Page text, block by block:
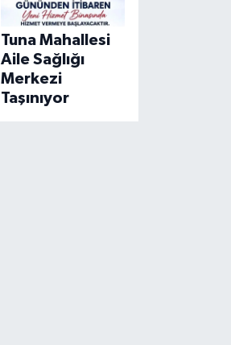
Tuna Mahallesi
Aile Sağlığı
Merkezi
Taşınıyor